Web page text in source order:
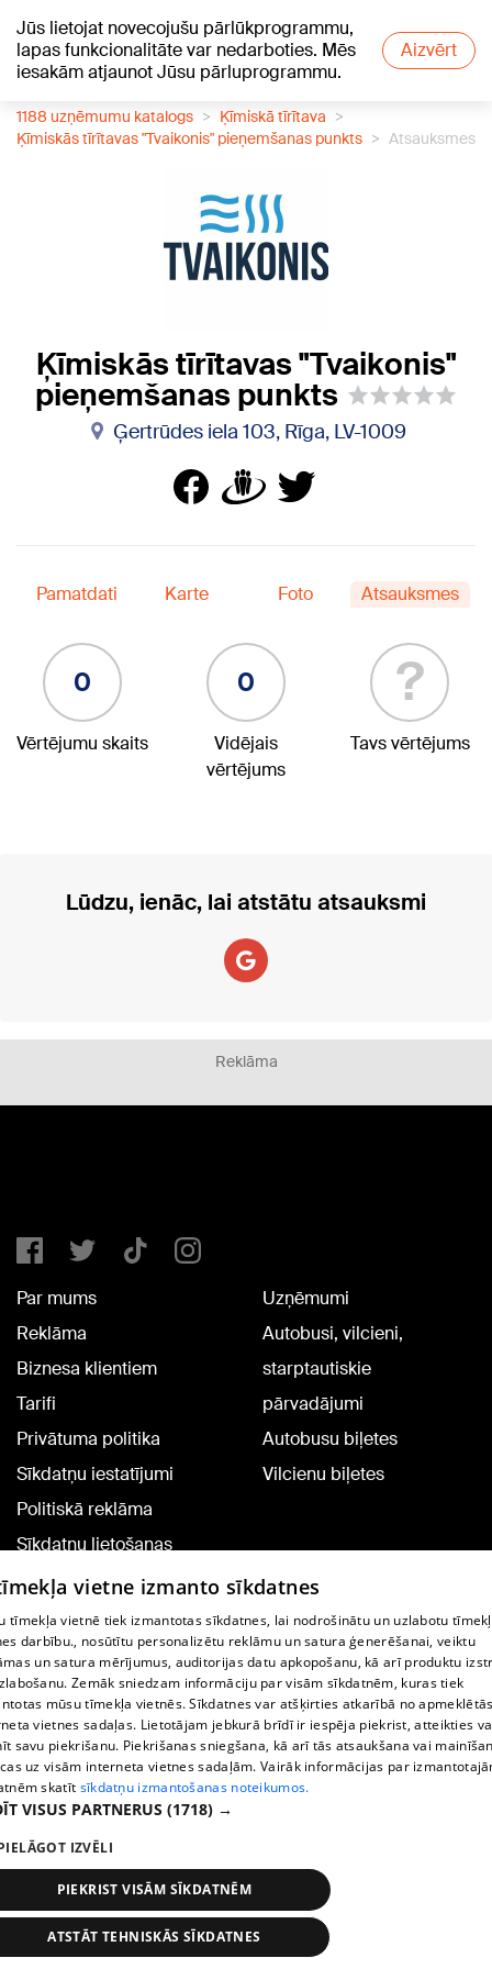
Jūs lietojat novecojušu pārlūkprogrammu,
lapas funkcionalitāte var nedarboties. Mēs
iesakām atjaunot Jūsu pārluprogrammu.
Aizvērt
+23°C
1188 uzņēmumu katalogs
Ķīmiskā tīrītava
Ķīmiskās tīrītavas "Tvaikonis" pieņemšanas punkts
Atsauksmes
Ķīmiskās tīrītavas "Tvaikonis"
pieņemšanas punkts
Ģertrūdes iela 103, Rīga, LV-1009
Pamatdati Karte Foto Atsauksmes
0
Vērtējumu skaits
0
Vidējais
vērtējums
?
Tavs vērtējums
Lūdzu, ienāc, lai atstātu atsauksmi
Reklāma
Par mums
Reklāma
Biznesa klientiem
Tarifi
Privātuma politika
Sīkdatņu iestatījumi
Politiskā reklāma
Sīkdatņu lietošanas
noteikumi
Komentāru pievienošana
Uzņēmumi
Autobusi, vilcieni,
starptautiskie
pārvadājumi
Autobusu biļetes
Vilcienu biļetes
TV programma
Līguma noteikumi
360 Ziņu kontakti
Helio Media
Portāla palīdzības dienests: e-pasts -
All rights reserved.
Ziņas Meklēt 1188 play
vietne izmanto sīkdatnes
tīmekļa vietnē tiek izmantotas sīkdatnes, lai nodrošinātu un uzlabotu
darbību., nosūtītu personalizētu reklāmu un satura ģenerēšanai, veiktu
un satura mērījumus, auditorijas datu apkopošanu, kā arī produktu
Zemāk sniedzam informāciju par visām sīkdatnēm, kuras tiek
mūsu tīmekļa vietnēs. Sīkdatnes var atšķirties atkarībā no
vietnes sadaļas. Lietotājam jebkurā brīdī ir iespēja piekrist, atteikties
savu piekrišanu. Piekrišanas sniegšana, kā arī tās atsaukšana vai
uz visām interneta vietnes sadaļām. Vairāk informācijas par
skatīt sīkdatņu izmantošanas noteikumos.
VISUS PARTNERUS (1718) →
IZVĒLI
PIEKRIST VISĀM SĪKDATNĒM
ATSTĀT TEHNISKĀS SĪKDATNES